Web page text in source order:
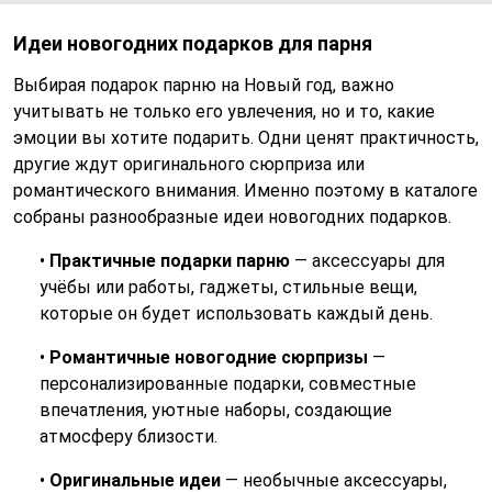
Идеи новогодних подарков для парня
Выбирая подарок парню на Новый год, важно
учитывать не только его увлечения, но и то, какие
эмоции вы хотите подарить. Одни ценят практичность,
другие ждут оригинального сюрприза или
романтического внимания. Именно поэтому в каталоге
собраны разнообразные идеи новогодних подарков.
• Практичные подарки парню — аксессуары для
учёбы или работы, гаджеты, стильные вещи,
которые он будет использовать каждый день.
• Романтичные новогодние сюрпризы —
персонализированные подарки, совместные
впечатления, уютные наборы, создающие
атмосферу близости.
• Оригинальные идеи — необычные аксессуары,